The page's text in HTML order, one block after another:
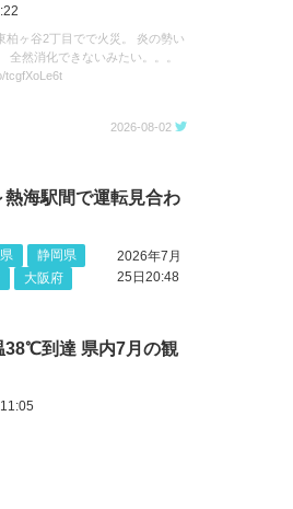
柏ヶ谷2丁目でで火災。 炎の勢い
全然消化できないみたい。。。
tcgfXoLe6t
2026-08-02
海駅間で運転見合わ
静岡県
大阪府
2026年7月
25日20:48
38℃到達 県内7月の観